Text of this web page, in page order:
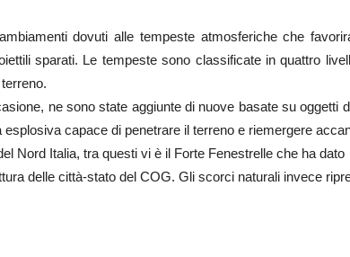
dovuti alle tempeste atmosferiche che
sparati. Le tempeste sono classificate in quattro
ne sono state aggiunte di nuove basate su
capace di penetrare il terreno e riemergere
Nord Italia, tra questi vi è il Forte Fenestrelle che ha
delle città-stato del COG. Gli scorci naturali invece